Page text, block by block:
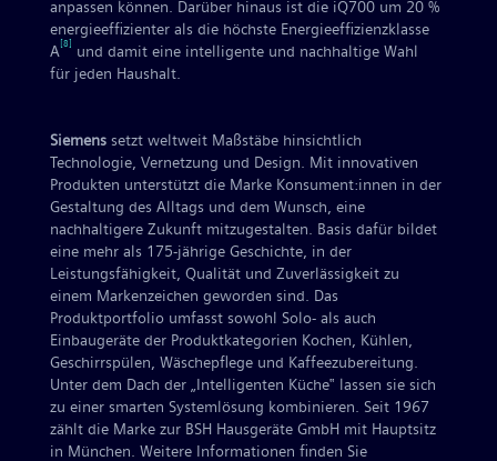
anpassen können. Darüber hinaus ist die iQ700 um 20 %
energieeffizienter als die höchste Energieeffizienzklasse
A [8]
und damit eine intelligente und nachhaltige Wahl
für jeden Haushalt.
Siemens setzt weltweit Maßstäbe hinsichtlich
Technologie, Vernetzung und Design. Mit innovativen
Produkten unterstützt die Marke Konsument:innen in der
Gestaltung des Alltags und dem Wunsch, eine
nachhaltigere Zukunft mitzugestalten. Basis dafür bildet
eine mehr als 175-jährige Geschichte, in der
Leistungsfähigkeit, Qualität und Zuverlässigkeit zu
einem Markenzeichen geworden sind. Das
Produktportfolio umfasst sowohl Solo- als auch
Einbaugeräte der Produktkategorien Kochen, Kühlen,
Geschirrspülen, Wäschepflege und Kaffeezubereitung.
Unter dem Dach der „Intelligenten Küche‟ lassen sie sich
zu einer smarten Systemlösung kombinieren. Seit 1967
zählt die Marke zur BSH Hausgeräte GmbH mit Hauptsitz
in München. Weitere Informationen finden Sie